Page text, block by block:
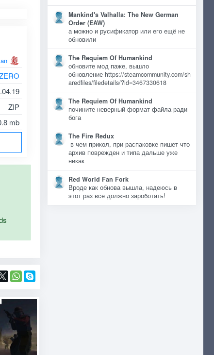
ZIP
mb
Mankind's Valhalla: The New German
Order (EAW)
а можно и русификатор или его ещё не
обновили
The Requiem Of Humankind
обновите мод паже, вышло
обновление https://steamcommunity.com/sh
aredfiles/filedetails/?id=3467330618
The Requiem Of Humankind
почините неверный формат файла ради
бога
The Fire Redux
в чем прикол, при распаковке пишет что
архив поврежден и типа дальше уже
никак
Red World Fan Fork
Вроде как обнова вышла, надеюсь в
этот раз все должно зароботать!